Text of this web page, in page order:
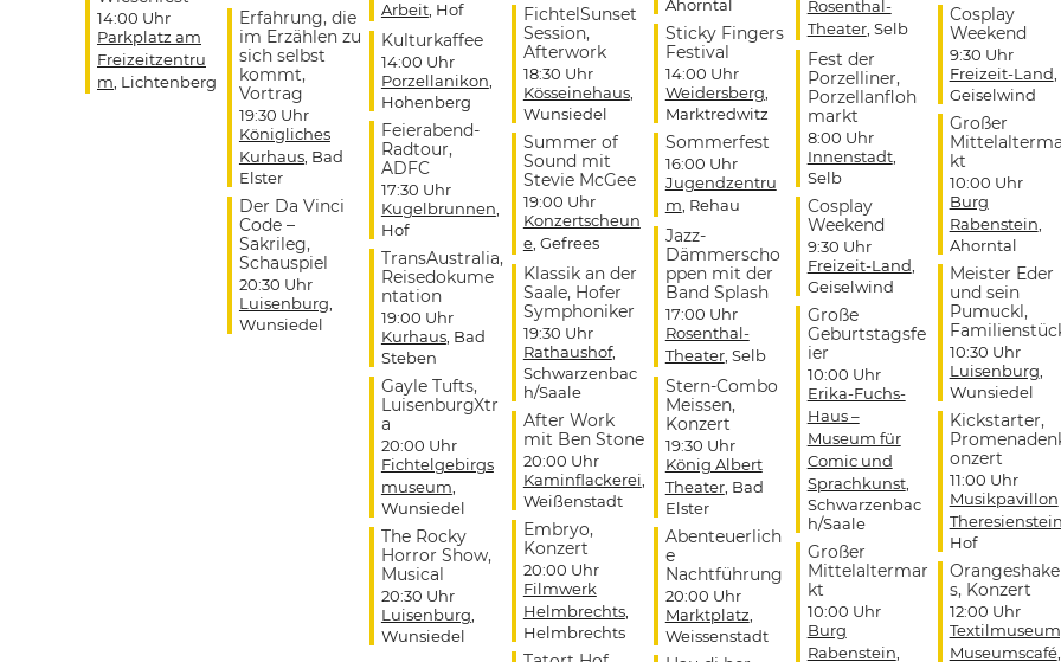
14:00 Uhr
Parkplatz am
Freizeitzentru
m, Lichtenberg
Erfahrung, die
im Erzählen zu
sich selbst
kommt,
Vortrag
19:30 Uhr
Königliches
Kurhaus, Bad
Elster
Der Da Vinci
Code –
Sakrileg,
Schauspiel
20:30 Uhr
Luisenburg,
Wunsiedel
Arbeit, Hof
Kulturkaffee
14:00 Uhr
Porzellanikon,
Hohenberg
Feierabend-
Radtour,
ADFC
17:30 Uhr
Kugelbrunnen,
Hof
TransAustralia,
Reisedokume
ntation
19:00 Uhr
Kurhaus, Bad
Steben
Gayle Tufts,
LuisenburgXtr
a
20:00 Uhr
Fichtelgebirgs
museum,
Wunsiedel
The Rocky
Horror Show,
Musical
20:30 Uhr
Luisenburg,
Wunsiedel
FichtelSunset
Session,
Afterwork
18:30 Uhr
Kösseinehaus,
Wunsiedel
Summer of
Sound mit
Stevie McGee
19:00 Uhr
Konzertscheun
e, Gefrees
Klassik an der
Saale, Hofer
Symphoniker
19:30 Uhr
Rathaushof,
Schwarzenbac
h/Saale
After Work
mit Ben Stone
20:00 Uhr
Kaminflackerei,
Weißenstadt
Embryo,
Konzert
20:00 Uhr
Filmwerk
Helmbrechts,
Helmbrechts
Ahorntal
Sticky Fingers
Festival
14:00 Uhr
Weidersberg,
Marktredwitz
Sommerfest
16:00 Uhr
Jugendzentru
m, Rehau
Jazz-
Dämmerscho
ppen mit der
Band Splash
17:00 Uhr
Rosenthal-
Theater, Selb
Stern-Combo
Meissen,
Konzert
19:30 Uhr
König Albert
Theater, Bad
Elster
Abenteuerlich
e
Nachtführung
20:00 Uhr
Marktplatz,
Weissenstadt
Rosenthal-
Theater, Selb
Fest der
Porzelliner,
Porzellanfloh
markt
8:00 Uhr
Innenstadt,
Selb
Cosplay
Weekend
9:30 Uhr
Freizeit-Land,
Geiselwind
Große
Geburtstagsfe
ier
10:00 Uhr
Erika-Fuchs-
Haus –
Museum für
Comic und
Sprachkunst,
Schwarzenbac
h/Saale
Großer
Mittelaltermar
kt
10:00 Uhr
Burg
Rabenstein,
Cosplay
Weekend
9:30 Uhr
Freizeit-Land,
Geiselwind
Großer
kt
10:00 Uhr
Burg
Rabenstein,
Ahorntal
Meister Eder
und sein
Pumuckl,
10:30 Uhr
Luisenburg,
Wunsiedel
Kickstarter,
onzert
11:00 Uhr
Musikpavillon
Hof
s, Konzert
12:00 Uhr
Museumscafé,